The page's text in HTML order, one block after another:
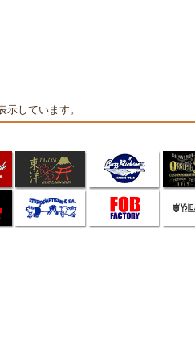
示しています。